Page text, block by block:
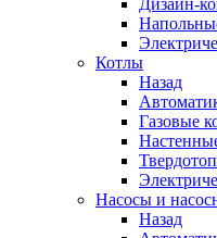
Котлы
Назад
Газовые
Насосы и
Назад